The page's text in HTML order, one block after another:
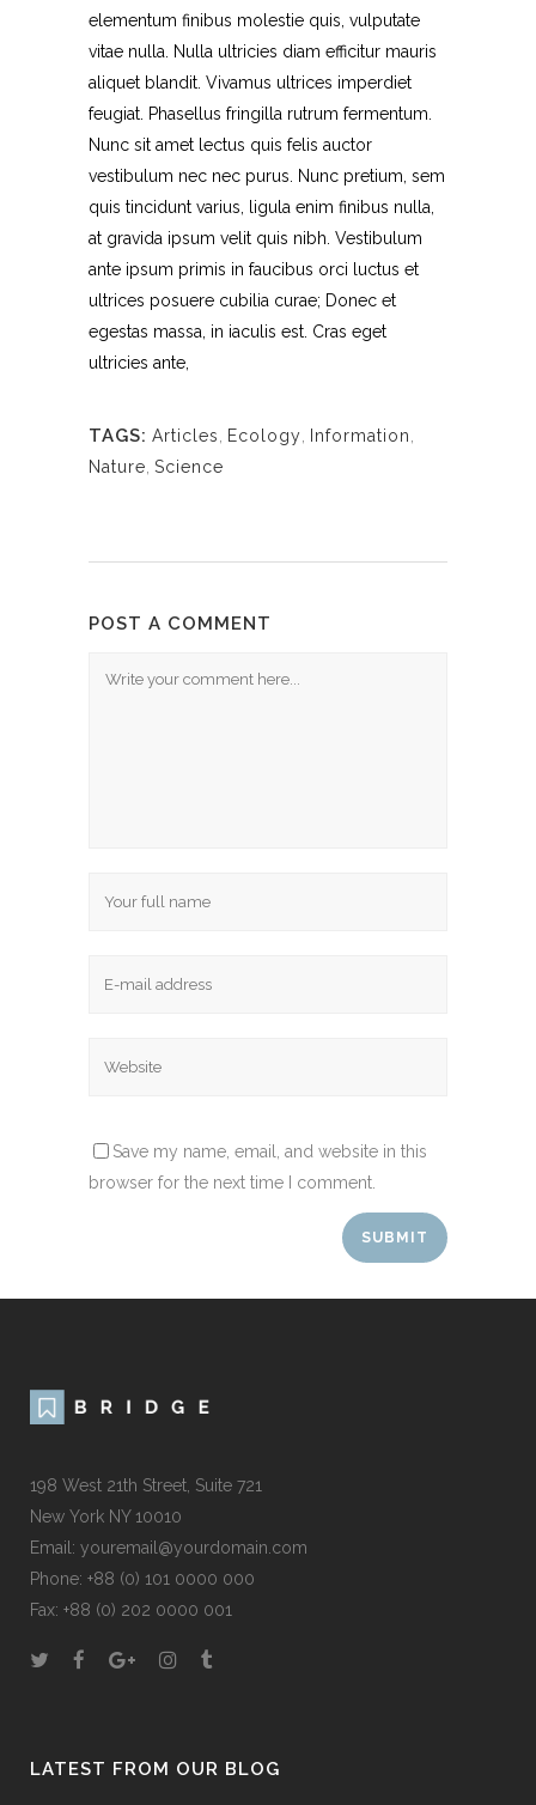
elementum finibus molestie quis, vulputate
vitae nulla. Nulla ultricies diam efficitur mauris
aliquet blandit. Vivamus ultrices imperdiet
feugiat. Phasellus fringilla rutrum fermentum.
Nunc sit amet lectus quis felis auctor
vestibulum nec nec purus. Nunc pretium, sem
quis tincidunt varius, ligula enim finibus nulla,
at gravida ipsum velit quis nibh. Vestibulum
ante ipsum primis in faucibus orci luctus et
ultrices posuere cubilia curae; Donec et
egestas massa, in iaculis est. Cras eget
ultricies ante,
TAGS: Articles Ecology Information
Nature Science
POST A COMMENT
Save my name, email, and website in this
browser for the next time I comment.
198 West 21th Street, Suite 721
New York NY 10010
Email: youremail@yourdomain.com
Phone: +88 (0) 101 0000 000
Fax: +88 (0) 202 0000 001
LATEST FROM OUR BLOG